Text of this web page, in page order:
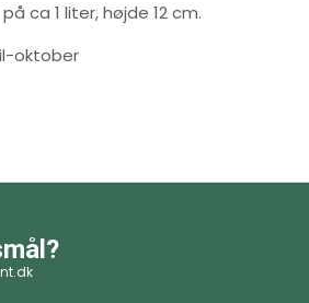
ca 1 liter, højde 12 cm.
oktober